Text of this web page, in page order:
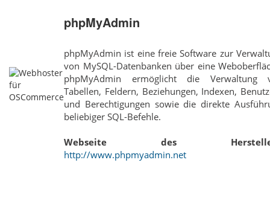
phpMyAdmin
phpMyAdmin ist eine freie Software zur
von MySQL-Datenbanken über eine
phpMyAdmin ermöglicht die Verwaltung
Tabellen, Feldern, Beziehungen, Indexen,
und Berechtigungen sowie die direkte
beliebiger SQL-Befehle.
Webseite des
http://www.phpmyadmin.net